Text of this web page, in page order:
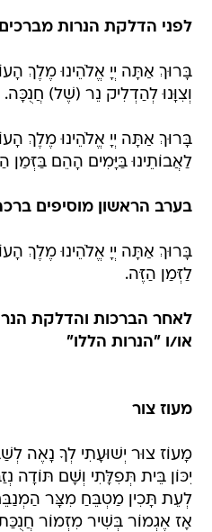
לפני הדלקת הנרות
בָּרוּךְ אַתָּה יְיָ אֱלֹהֵינוּ מֶלֶךְ
וְצִוָּנוּ לְהַדְלִיק נֵר (שֶׁל) חֲנֻכָּה.
בָּרוּךְ אַתָּה יְיָ אֱלֹהֵינוּ מֶלֶךְ
לַאֲבוֹתֵינוּ בַּיָּמִים הָהֵם בַּזְּמַן
בערב הראשון מוסיפים
בָּרוּךְ אַתָּה יְיָ אֱלֹהֵינוּ מֶלֶךְ
לַזְּמַן הַזֶּה.
לאחר הברכות והדלקת
או/ו "הנרות הללו"
מעוז צור
מָעוֹז צוּר יְשׁוּעָתִי לְךָ נָאֶה
יִכּוֹן בֵּית תְּפִלָּתִי וְשָׁם תּוֹדָה
לְעֵת תָּכִין מַטְבֵּחַ מִצָּר
אָז אֶגְמוֹר בְּשִׁיר מִזְמוֹר